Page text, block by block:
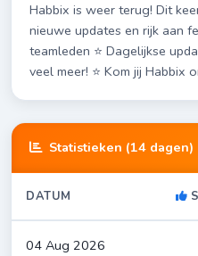
Habbix is weer terug! Dit
nieuwe updates en rijk aan
teamleden ⭐ Dagelijkse
veel meer! ⭐ Kom jij Habbix
Statistieken (14 dagen)
DATUM
04 Aug 2026